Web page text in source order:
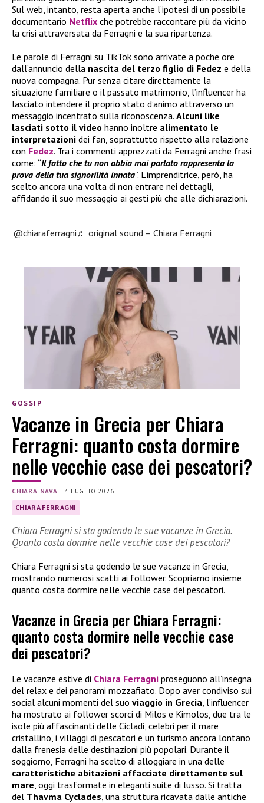
Sul web, intanto, resta aperta anche l’ipotesi di un possibile
documentario Netflix che potrebbe raccontare più da vicino
la crisi attraversata da Ferragni e la sua ripartenza.
Le parole di Ferragni su TikTok sono arrivate a poche ore
dall’annuncio della nascita del terzo figlio di Fedez e della
nuova compagna. Pur senza citare direttamente la
situazione familiare o il passato matrimonio, l’influencer ha
lasciato intendere il proprio stato d’animo attraverso un
messaggio incentrato sulla riconoscenza. Alcuni like
lasciati sotto il video hanno inoltre alimentato le
interpretazioni dei fan, soprattutto rispetto alla relazione
con Fedez. Tra i commenti apprezzati da Ferragni anche frasi
come: “Il fatto che tu non abbia mai parlato rappresenta la
prova della tua signorilità innata”. L’imprenditrice, però, ha
scelto ancora una volta di non entrare nei dettagli,
affidando il suo messaggio ai gesti più che alle dichiarazioni.
@chiaraferragni♬ original sound – Chiara Ferragni
GOSSIP
Vacanze in Grecia per Chiara
Ferragni: quanto costa dormire
nelle vecchie case dei pescatori?
CHIARA NAVA |4 LUGLIO 2026
CHIARA FERRAGNI
Chiara Ferragni si sta godendo le sue vacanze in Grecia.
Quanto costa dormire nelle vecchie case dei pescatori?
Chiara Ferragni si sta godendo le sue vacanze in Grecia,
mostrando numerosi scatti ai follower. Scopriamo insieme
quanto costa dormire nelle vecchie case dei pescatori.
Vacanze in Grecia per Chiara Ferragni:
quanto costa dormire nelle vecchie case
dei pescatori?
Le vacanze estive di Chiara Ferragni proseguono all’insegna
del relax e dei panorami mozzafiato. Dopo aver condiviso sui
social alcuni momenti del suo viaggio in Grecia , l’influencer
ha mostrato ai follower scorci di Milos e Kimolos, due tra le
isole più affascinanti delle Cicladi, celebri per il mare
cristallino, i villaggi di pescatori e un turismo ancora lontano
dalla frenesia delle destinazioni più popolari. Durante il
soggiorno, Ferragni ha scelto di alloggiare in una delle
caratteristiche abitazioni affacciate direttamente sul
mare , oggi trasformate in eleganti suite di lusso. Si tratta
del Thavma Cyclades , una struttura ricavata dalle antiche